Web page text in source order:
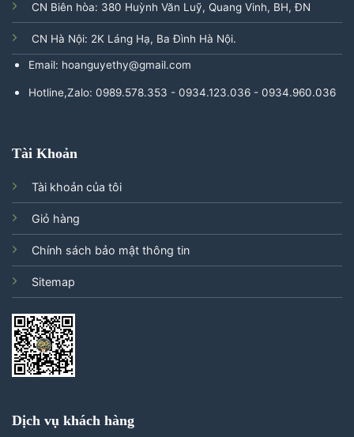
CN Biên hòa: 380 Huỳnh Văn Luỹ, Quang Vinh, BH, ĐN
CN Hà Nội: 2K Láng Hạ, Ba Đình Hà Nội.
Email: hoanguyethy@gmail.com
Hotline,Zalo: 0989.578.353 - 0934.123.036 - 0934.960.036
Tài Khoản
Tài khoản của tôi
Giỏ hàng
Chính sách bảo mật thông tin
Sitemap
Dịch vụ khách hàng